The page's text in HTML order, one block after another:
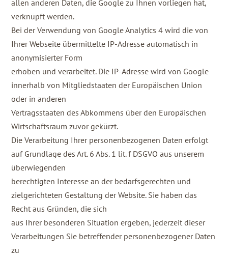
allen anderen Daten, die Google zu Ihnen vorliegen hat,
verknüpft werden.
Bei der Verwendung von Google Analytics 4 wird die von
Ihrer Webseite übermittelte IP-Adresse automatisch in
anonymisierter Form
erhoben und verarbeitet. Die IP-Adresse wird von Google
innerhalb von Mitgliedstaaten der Europäischen Union
oder in anderen
Vertragsstaaten des Abkommens über den Europäischen
Wirtschaftsraum zuvor gekürzt.
Die Verarbeitung Ihrer personenbezogenen Daten erfolgt
auf Grundlage des Art. 6 Abs. 1 lit. f DSGVO aus unserem
überwiegenden
berechtigten Interesse an der bedarfsgerechten und
zielgerichteten Gestaltung der Website. Sie haben das
Recht aus Gründen, die sich
aus Ihrer besonderen Situation ergeben, jederzeit dieser
Verarbeitungen Sie betreffender personenbezogener Daten
zu